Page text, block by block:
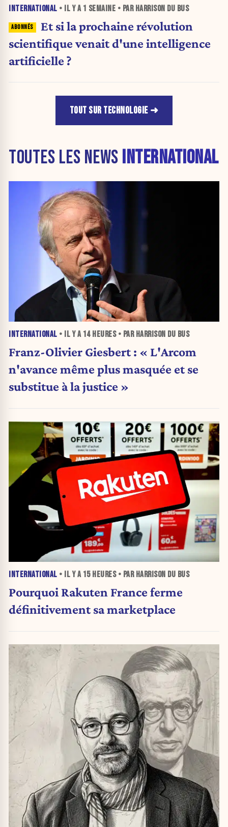
INTERNATIONAL • IL Y A 1 SEMAINE • PAR HARRISON DU BUS
Et si la prochaine révolution
scientifique venait d'une intelligence
artificielle ?
TOUT SUR TECHNOLOGIE
TOUTES LES NEWS INTERNATIONAL
INTERNATIONAL • IL Y A 14 HEURES• PAR HARRISON DU BUS
Franz-Olivier Giesbert : « L'Arcom
n'avance même plus masquée et se
substitue à la justice »
INTERNATIONAL • IL Y A 15 HEURES• PAR HARRISON DU BUS
Pourquoi Rakuten France ferme
définitivement sa marketplace